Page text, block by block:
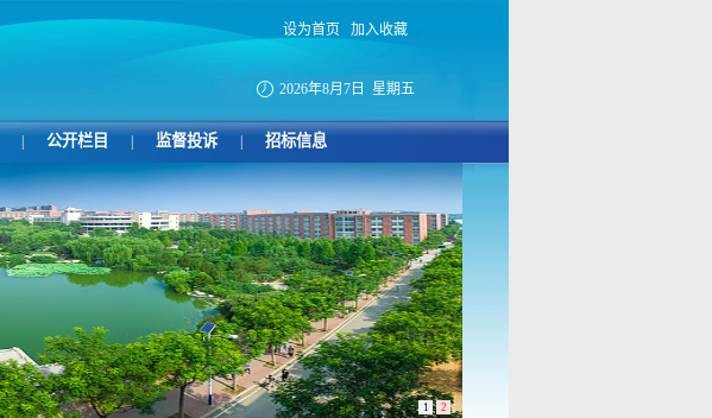
设为首页 加入收藏
2026年8月7日 星期五
公开栏目 监督投诉 招标信息
1 2